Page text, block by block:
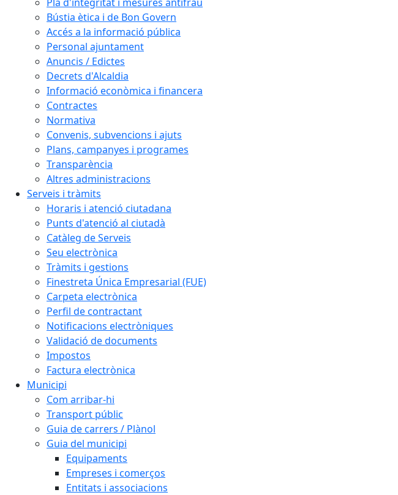
Bústia ètica i de Bon Govern
Accés a la informació pública
Personal ajuntament
Anuncis / Edictes
Decrets d'Alcaldia
Informació econòmica i financera
Contractes
Normativa
Convenis, subvencions i ajuts
Plans, campanyes i programes
Transparència
Altres administracions
Serveis i tràmits
Horaris i atenció ciutadana
Punts d'atenció al ciutadà
Catàleg de Serveis
Seu electrònica
Tràmits i gestions
Finestreta Única Empresarial (FUE)
Carpeta electrònica
Perfil de contractant
Notificacions electròniques
Validació de documents
Impostos
Factura electrònica
Municipi
Com arribar-hi
Transport públic
Guia de carrers / Plànol
Guia del municipi
Equipaments
Empreses i comerços
Entitats i associacions